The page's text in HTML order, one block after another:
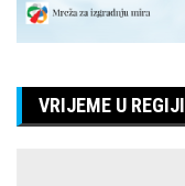
VRIJEME U REGIJI